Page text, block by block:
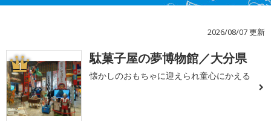
2026/08/07 更新
1 駄菓子屋の夢博物館／大分県
懐かしのおもちゃに迎えられ童心にかえる